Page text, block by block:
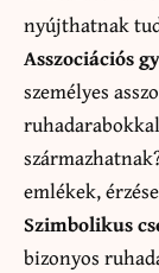
nyújthatnak
Asszociációs
személyes
emlékek,
Szimbolikus
bizonyos